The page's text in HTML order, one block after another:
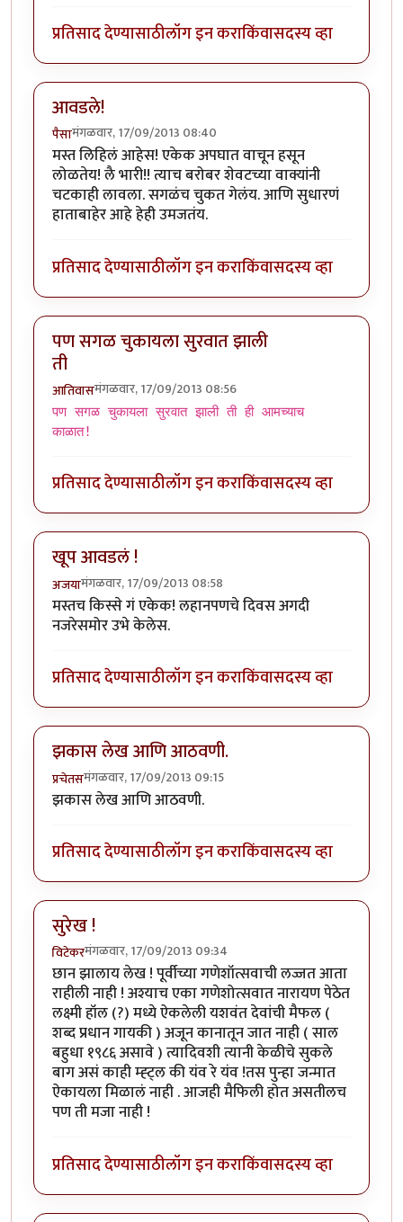
प्रतिसाद देण्यासाठीलॉग इन कराकिंवासदस्य व्हा
आवडले!
पैसामंगळवार, 17/09/2013 08:40
मस्त लिहिलं आहेस! एकेक अपघात वाचून हसून
लोळतेय! लै भारी!! त्याच बरोबर शेवटच्या वाक्यांनी
चटकाही लावला. सगळंच चुकत गेलंय. आणि सुधारणं
हाताबाहेर आहे हेही उमजतंय.
प्रतिसाद देण्यासाठीलॉग इन कराकिंवासदस्य व्हा
पण सगळ चुकायला सुरवात झाली
ती
आतिवासमंगळवार, 17/09/2013 08:56
पण सगळ चुकायला सुरवात झाली ती ही आमच्याच
काळात!
प्रतिसाद देण्यासाठीलॉग इन कराकिंवासदस्य व्हा
खूप आवडलं !
अजयामंगळवार, 17/09/2013 08:58
मस्तच किस्से गं एकेक! लहानपणचे दिवस अगदी
नजरेसमोर उभे केलेस.
प्रतिसाद देण्यासाठीलॉग इन कराकिंवासदस्य व्हा
झकास लेख आणि आठवणी.
प्रचेतसमंगळवार, 17/09/2013 09:15
झकास लेख आणि आठवणी.
प्रतिसाद देण्यासाठीलॉग इन कराकिंवासदस्य व्हा
सुरेख !
विटेकरमंगळवार, 17/09/2013 09:34
छान झालाय लेख ! पूर्वीच्या गणेशॉत्सवाची लज्जत आता
राहीली नाही ! अश्याच एका गणेशोत्सवात नारायण पेठेत
लक्ष्मी हॉल (?) मध्ये ऐकलेली यशवंत देवांची मैफल (
शब्द प्रधान गायकी ) अजून कानातून जात नाही ( साल
बहुधा १९८६ असावे ) त्यादिवशी त्यानी केळीचे सुकले
बाग असं काही म्ह्ट्ल की यंव रे यंव !तस पुन्हा जन्मात
ऐकायला मिळालं नाही . आजही मैफिली होत असतीलच
पण ती मजा नाही !
प्रतिसाद देण्यासाठीलॉग इन कराकिंवासदस्य व्हा